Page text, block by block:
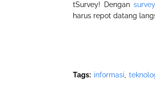
tSurvey! Dengan
harus repot datang
Tags: informasi